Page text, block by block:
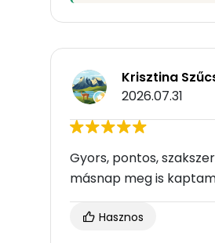
Krisztina
2026.07.31
Gyors, pontos,
másnap meg is
Hasznos